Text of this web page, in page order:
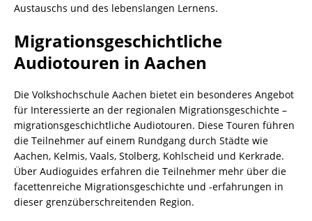
Austauschs und des lebenslangen Lernens.
Migrationsgeschichtliche
Audiotouren in Aachen
Die Volkshochschule Aachen bietet ein besonderes Angebot
für Interessierte an der regionalen Migrationsgeschichte –
migrationsgeschichtliche Audiotouren. Diese Touren führen
die Teilnehmer auf einem Rundgang durch Städte wie
Aachen, Kelmis, Vaals, Stolberg, Kohlscheid und Kerkrade.
Über Audioguides erfahren die Teilnehmer mehr über die
facettenreiche Migrationsgeschichte und -erfahrungen in
dieser grenzüberschreitenden Region.